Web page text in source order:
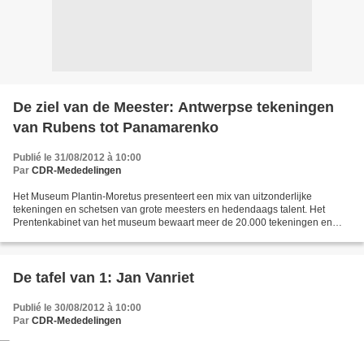
De ziel van de Meester: Antwerpse tekeningen
van Rubens tot Panamarenko
Publié le 31/08/2012 à 10:00
Par CDR-Mededelingen
Het Museum Plantin-Moretus presenteert een mix van uitzonderlijke
tekeningen en schetsen van grote meesters en hedendaags talent. Het
Prentenkabinet van het museum bewaart meer de 20.000 tekeningen en
De tafel van 1: Jan Vanriet
Publié le 30/08/2012 à 10:00
Par CDR-Mededelingen